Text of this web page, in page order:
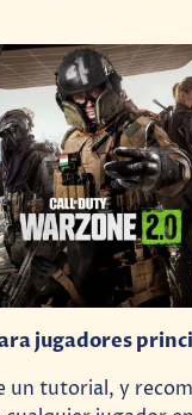
jugadores
un tutorial, y